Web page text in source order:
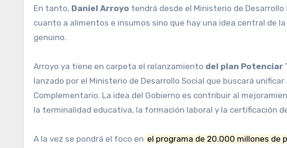
En tanto, Daniel Arroyo tendrá desde el Ministerio de
cuanto a alimentos e insumos sino que hay una idea central de
genuino.
Arroyo ya tiene en carpeta el relanzamiento del plan Potenciar
lanzado por el Ministerio de Desarrollo Social que buscará
Complementario. La idea del Gobierno es contribuir al
la terminalidad educativa, la formación laboral y la certificación
A la vez se pondrá el foco en el programa de 20.000 millones de